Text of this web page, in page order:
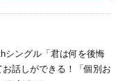
ングル「君は何を後悔
話しができる！「個別お